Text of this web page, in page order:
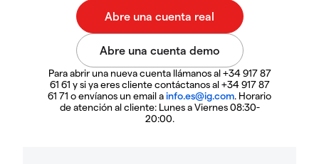
Para abrir una nueva cuenta llámanos al +34 917 87
61 61 y si ya eres cliente contáctanos al +34 917 87
61 71 o envíanos un email ainfo.es@ig.com. Horario
de atención al cliente: Lunes a Viernes 08:30-
20:00.